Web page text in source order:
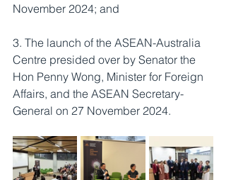
November 2024; and
3. The launch of the ASEAN-Australia
Centre presided over by Senator the
Hon Penny Wong, Minister for Foreign
Affairs, and the ASEAN Secretary-
General on 27 November 2024.